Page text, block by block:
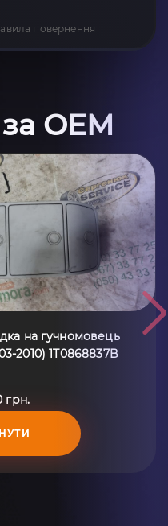
повернення
OEM
на гучномовець
2010) 1T0868837B
грн.